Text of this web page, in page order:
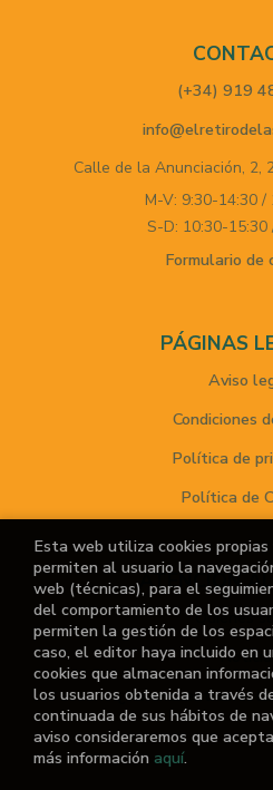
(+34) 919
Calle de la Anunciación, 2,
M-V: 9:30-14:30 /
S-D: 10:30-15:30
Formulario de
PÁGINAS
Aviso
Condiciones
Política de
Política de
ATENCIÓN
Quiénes
¿No encuentras el
Esta web utiliza cookies
permiten al usuario la
web (técnicas), para el
del comportamiento de los
permiten la gestión de los
caso, el editor haya incluido en
cookies que almacenan
los usuarios obtenida a través
continuada de sus hábitos de
aviso consideraremos que
más información aquí.